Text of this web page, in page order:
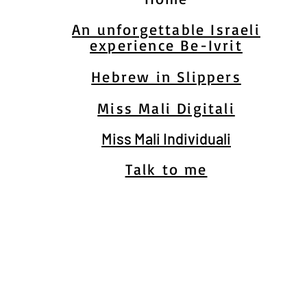
An unforgettable Israeli
experience Be-Ivrit
Hebrew in Slippers
Miss Mali Digitali
Miss Mali Individuali
Talk to me